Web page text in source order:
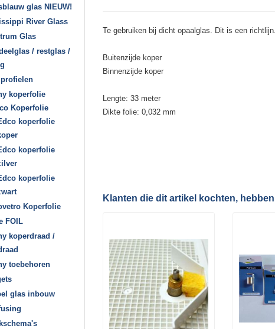
Te gebruiken bij dicht opaalglas. Dit is een richtlijn.
Buitenzijde koper
Binnenzijde koper
Lengte: 33 meter
Dikte folie: 0,032 mm
Klanten die dit artikel kochten,
glas NIEUW!
River Glass
Glas
/ restglas /
koperfolie
Koperfolie
koperfolie
koperfolie
koperfolie
Koperfolie
FOIL
koperdraad /
toebehoren
glas inbouw